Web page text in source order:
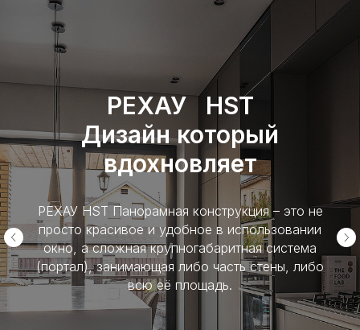
РЕХАУ HST
Дизайн который
вдохновляет
РЕХАУ HST Панорамная конструкция – это не
просто красивое и удобное в использовании
окно, а сложная крупногабаритная система
(портал), занимающая либо часть стены, либо
всю её площадь.